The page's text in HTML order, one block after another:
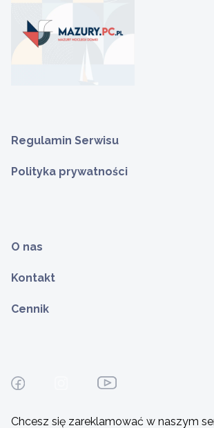
Regulamin Serwisu
Polityka prywatności
O nas
Kontakt
Cennik
Chcesz się zareklamować w naszym